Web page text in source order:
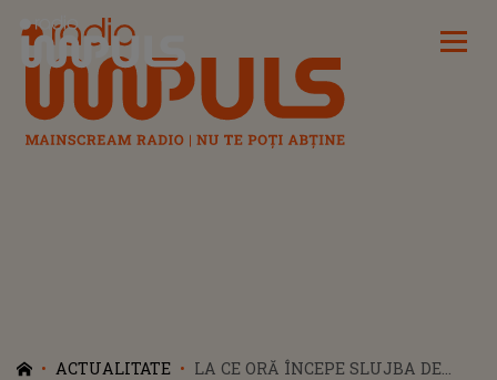
Radio Impuls
ACTUALITATE
LA CE ORĂ ÎNCEPE SLUJBA DE